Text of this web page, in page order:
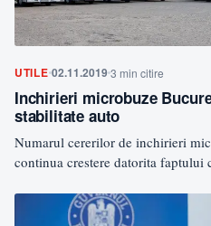
UTILE 02.11.2019 3 min citire
Inchirieri microbuze
stabilitate auto
Numarul cererilor de inchirieri
continua crestere datorita